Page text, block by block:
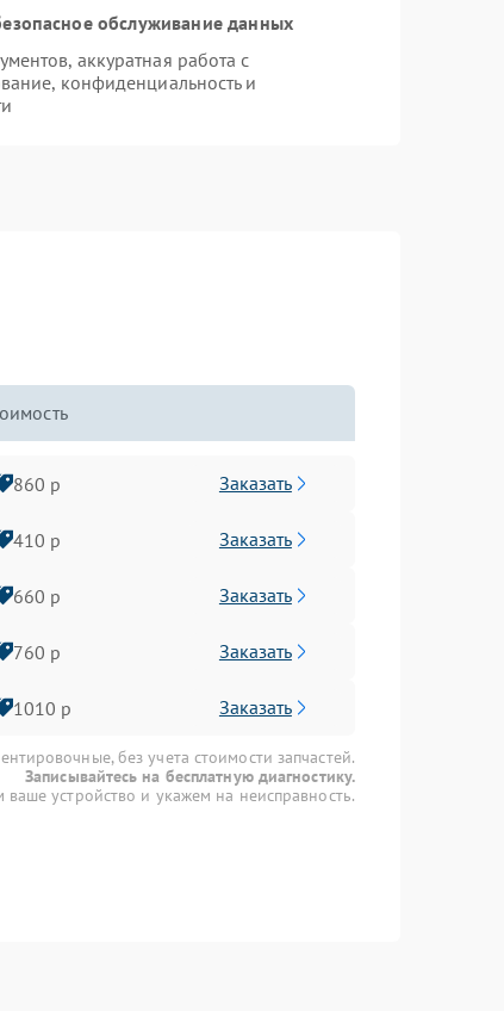
обслуживание данных
аккуратная работа с
конфиденциальность и
860 р Заказать
410 р Заказать
660 р Заказать
760 р Заказать
1010 р Заказать
без учета стоимости запчастей.
Записывайтесь на бесплатную диагностику.
устройство и укажем на неисправность.